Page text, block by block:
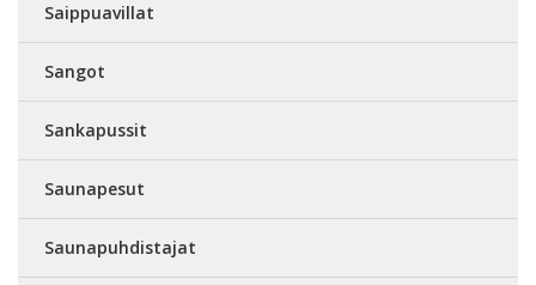
Saippuavillat
Sangot
Sankapussit
Saunapesut
Saunapuhdistajat